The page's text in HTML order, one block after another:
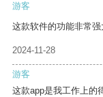
游客
这款软件的功能非常强
2024-11-28
游客
这款app是我工作上的